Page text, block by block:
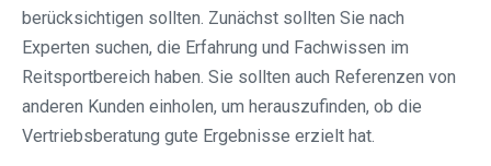
berücksichtigen sollten. Zunächst sollten Sie nach
Experten suchen, die Erfahrung und Fachwissen im
Reitsportbereich haben. Sie sollten auch Referenzen von
anderen Kunden einholen, um herauszufinden, ob die
Vertriebsberatung gute Ergebnisse erzielt hat.